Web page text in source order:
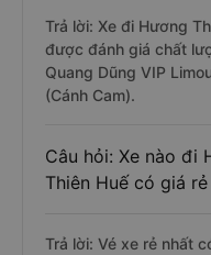
Trả lời: Xe đi Hương
được đánh giá chất
Quang Dũng VIP
(Cánh Cam).
Câu hỏi: Xe nào đi
Thiên Huế có giá
Trả lời: Vé xe rẻ nhất